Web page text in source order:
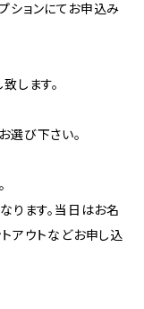
ションにてお申込み
します。
選び下さい。
ます。当日はお名
アウトなどお申し込